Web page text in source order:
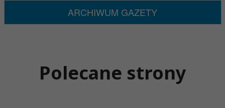
ARCHIWUM GAZETY
Polecane strony